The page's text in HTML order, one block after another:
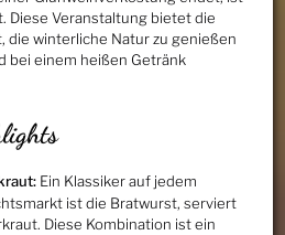
Diese Veranstaltung bietet die
die winterliche Natur zu genießen
bei einem heißen Getränk
Ein Klassiker auf jedem
ist die Bratwurst, serviert
Diese Kombination ist ein